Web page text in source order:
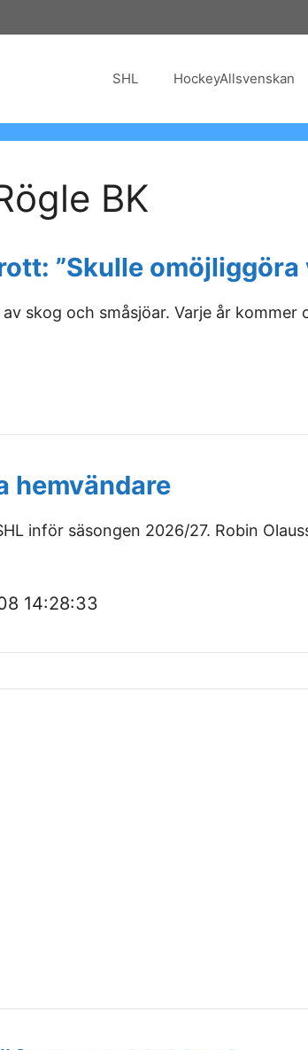
SHL HockeyAllsvenskan
BK
”Skulle
skog och småsjöar. Varje år
hemvändare
inför säsongen 2026/27. Robin
14:28:33